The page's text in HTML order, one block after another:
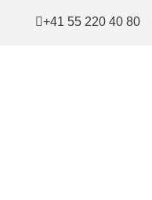
+41 55 220 40 80